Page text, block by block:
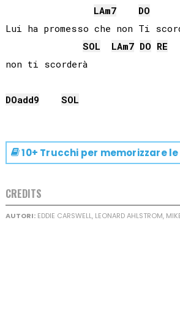
LAm7 DO
Lui ha promesso che non Ti
SOL
LAm7 DO RE
non ti scorderà
DOadd9 SOL
10+ Trucchi per memorizzare
CREDITS
AUTORI:EDDIE CARSWELL, LEONARD AHLSTROM,